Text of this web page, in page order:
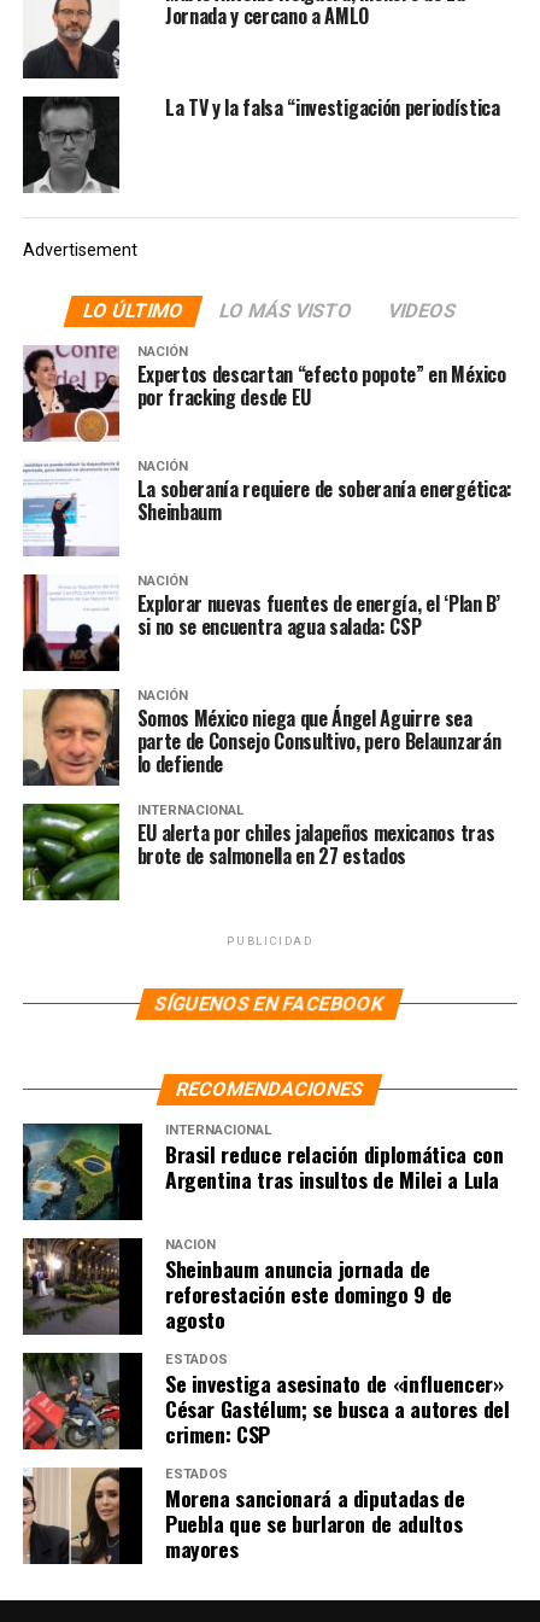
La televisión es quizá el arma más poderosa del planeta.
Te obliga, querido lector, a hacer o no, te deja sentar,
acostar y hasta estar de pie, y por ello no hay que decir
“yo no la veo”, mejor asegura que “yo la entiendo”,
porque si no, terminarás en el Ángel de la
Independencia, en un restaurante comiendo empanadas
o con la cara de incredulidad junto a tu equipo de
trabajo, por el sólo hecho de hacerte notar.
OLLIN KAN
Multiforo Ollin Kan, en la Delegación de Tlalpan, se
realizará la edición XV del Festival Internacional Ollin
Kan en donde 16 agrupaciones internacionales y 25
mexicanas ofrecerán más de 40 conciertos en esta
reunión de la cultura
En el Ollin Kan habita la multiculturalidad y pluralidad
étnica que crea nuevos derechos sociales y culturales, en
un ámbito de tolerancia e inclusión. Es una fiesta donde
confluyen las expresiones musicales y dancísticas de
Guatemala, Costa Rica, Francia, Cuba, Colombia,
Venezuela, Malawi, Guinea, Mali, Costa de Marfil,
Líbano, Chile y México.
Entre otras tres agrupaciones chilenas están Yaya
Fuentes, Juanito Ayala y Holman Trío; de Costa Rica
veremos a Huba Watson Sound System y Pibo Márquez
(Champetrío), entre otros.
Otros conciertos internacionales estarán a cargo de
Jornada y cercano a AMLO
La TV y la falsa “investigación periodística
Advertisement
LO ÚLTIMO LO MÁS VISTO VIDEOS
NACIÓN
Expertos descartan “efecto popote” en México
por fracking desde EU
NACIÓN
La soberanía requiere de soberanía energética:
Sheinbaum
NACIÓN
Explorar nuevas fuentes de energía, el ‘Plan B’
si no se encuentra agua salada: CSP
NACIÓN
Somos México niega que Ángel Aguirre sea
parte de Consejo Consultivo, pero Belaunzarán
lo defiende
INTERNACIONAL
EU alerta por chiles jalapeños mexicanos tras
brote de salmonella en 27 estados
PUBLICIDAD
SÍGUENOS EN FACEBOOK
RECOMENDACIONES
INTERNACIONAL
Brasil reduce relación diplomática con
Argentina tras insultos de Milei a Lula
NACIÓN
Sheinbaum anuncia jornada de
reforestación este domingo 9 de
agosto
ESTADOS
Se investiga asesinato de «influencer»
César Gastélum; se busca a autores del
crimen: CSP
ESTADOS
Morena sancionará a diputadas de
Puebla que se burlaron de adultos
mayores